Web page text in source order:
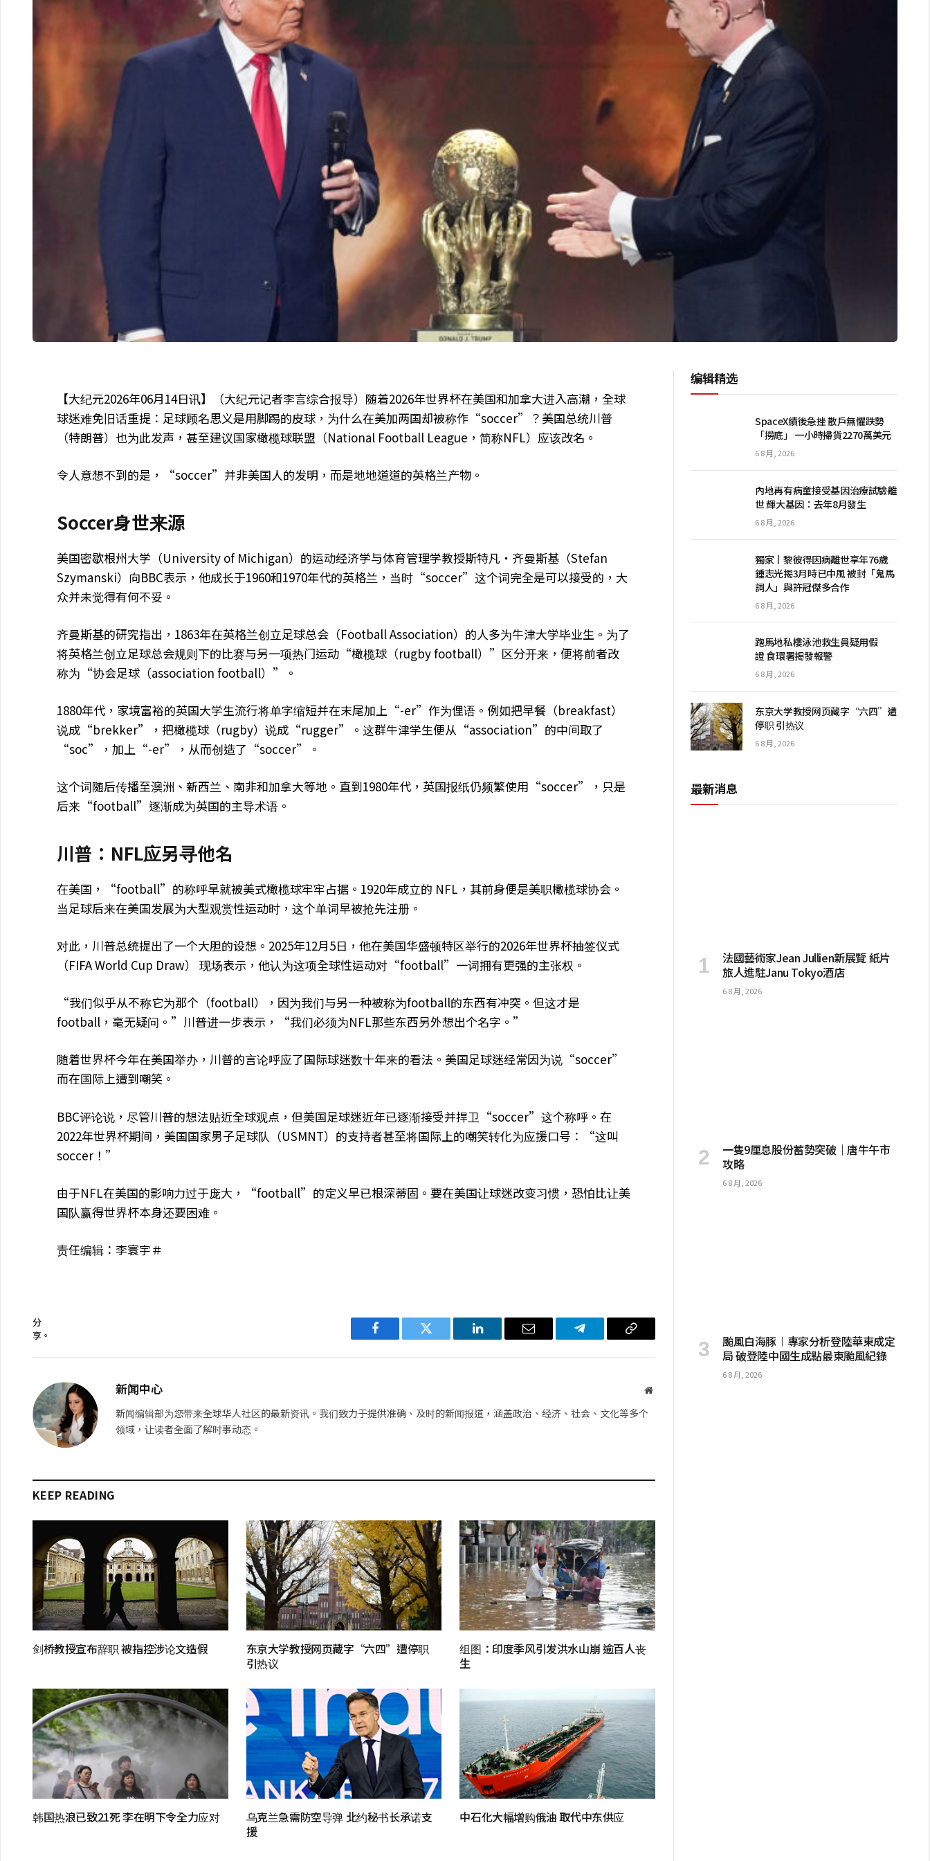
【大纪元2026年06月14日讯】（大纪元记者李言综合报导）随着2026年世界杯在美国和加拿大进入高潮，全球
球迷难免旧话重提：足球顾名思义是用脚踢的皮球，为什么在美加两国却被称作“soccer”？美国总统川普
（特朗普）也为此发声，甚至建议国家橄榄球联盟（National Football League，简称NFL）应该改名。
令人意想不到的是，“soccer”并非美国人的发明，而是地地道道的英格兰产物。
Soccer身世来源
美国密歇根州大学（University of Michigan）的运动经济学与体育管理学教授斯特凡・齐曼斯基（Stefan
Szymanski）向BBC表示，他成长于1960和1970年代的英格兰，当时“soccer”这个词完全是可以接受的，大
众并未觉得有何不妥。
齐曼斯基的研究指出，1863年在英格兰创立足球总会（Football Association）的人多为牛津大学毕业生。为了
将英格兰创立足球总会规则下的比赛与另一项热门运动“橄榄球（rugby football）”区分开来，便将前者改
称为“协会足球（association football）”。
1880年代，家境富裕的英国大学生流行将单字缩短并在末尾加上“-er”作为俚语。例如把早餐（breakfast）
说成“brekker”，把橄榄球（rugby）说成“rugger”。这群牛津学生便从“association”的中间取了
“soc”，加上“-er”，从而创造了“soccer”。
这个词随后传播至澳洲、新西兰、南非和加拿大等地。直到1980年代，英国报纸仍频繁使用“soccer”，只是
后来“football”逐渐成为英国的主导术语。
川普：NFL应另寻他名
在美国，“football”的称呼早就被美式橄榄球牢牢占据。1920年成立的 NFL，其前身便是美职橄榄球协会。
当足球后来在美国发展为大型观赏性运动时，这个单词早被抢先注册。
对此，川普总统提出了一个大胆的设想。2025年12月5日，他在美国华盛顿特区举行的2026年世界杯抽签仪式
（FIFA World Cup Draw） 现场表示，他认为这项全球性运动对“football”一词拥有更强的主张权。
“我们似乎从不称它为那个（football），因为我们与另一种被称为football的东西有冲突。但这才是
football，毫无疑问。”川普进一步表示，“我们必须为NFL那些东西另外想出个名字。”
随着世界杯今年在美国举办，川普的言论呼应了国际球迷数十年来的看法。美国足球迷经常因为说“soccer”
而在国际上遭到嘲笑。
BBC评论说，尽管川普的想法贴近全球观点，但美国足球迷近年已逐渐接受并捍卫“soccer”这个称呼。在
2022年世界杯期间，美国国家男子足球队（USMNT）的支持者甚至将国际上的嘲笑转化为应援口号：“这叫
soccer！”
由于NFL在美国的影响力过于庞大，“football”的定义早已根深蒂固。要在美国让球迷改变习惯，恐怕比让美
国队赢得世界杯本身还要困难。
责任编辑：李寰宇＃
分
享。
Facebook Twitter LinkedIn 电
Telegram 复
新闻中心
网
新闻编辑部为您带来全球华人社区的最新资讯。我们致力于提供准确、及时的新闻报道，涵盖政治、经济、社会、文化等多个
领域，让读者全面了解时事动态。
KEEP READING
剑桥教授宣布辞职 被指控涉论文造假
东京大学教授网页藏字“六四”遭停职
引热议
组图：印度季风引发洪水山崩 逾百人丧
生
韩国热浪已致21死 李在明下令全力应对
乌克兰急需防空导弹 北约秘书长承诺支
援
中石化大幅增购俄油 取代中东供应
编辑精选
SpaceX績後急挫 散戶無懼跌勢
「撈底」 一小時掃貨2270萬美元
6 8 月, 2026
內地再有病童接受基因治療試驗離
世 輝大基因：去年8月發生
6 8 月, 2026
獨家丨黎彼得因病離世享年76歲
鍾志光揭3月時已中風 被封「鬼馬
詞人」與許冠傑多合作
6 8 月, 2026
跑馬地私樓泳池救生員疑用假
證 食環署揭發報警
6 8 月, 2026
东京大学教授网页藏字“六四”遭
停职 引热议
6 8 月, 2026
最新消息
法國藝術家Jean Jullien新展覽 紙片
旅人進駐Janu Tokyo酒店
6 8 月, 2026
一隻9厘息股份蓄勢突破｜唐牛午市
攻略
6 8 月, 2026
颱風白海豚︱專家分析登陸華東成定
局 破登陸中國生成點最東颱風紀錄
6 8 月, 2026